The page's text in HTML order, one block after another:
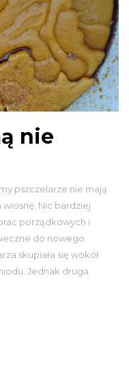
nie
pszczelarze nie mają
Nic bardziej
porządkowych i
do nowego
skupiała się wokół
Jednak druga